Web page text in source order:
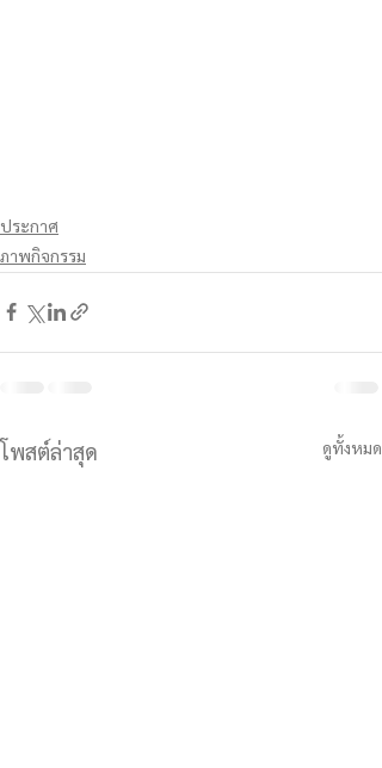
ประกาศ
ภาพกิจกรรม
โพสต์ล่าสุด ดูทั้งหมด